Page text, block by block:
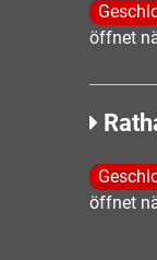
Klicken,
öffnet
Klicken,
öffnet